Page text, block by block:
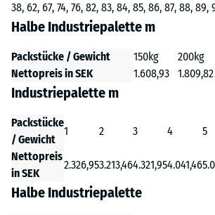
38, 62, 67, 74, 76, 82, 83, 84, 85, 86, 87, 88, 89,
Halbe Industriepalette m
Packstücke / Gewicht 150kg 200kg
Nettopreis in SEK
1.608,93 1.809,82
Industriepalette m
Packstücke
/ Gewicht
1 2 3 4 5
Nettopreis
in SEK
2.326,953.213,464.321,954.041,46
Halbe Industriepalette